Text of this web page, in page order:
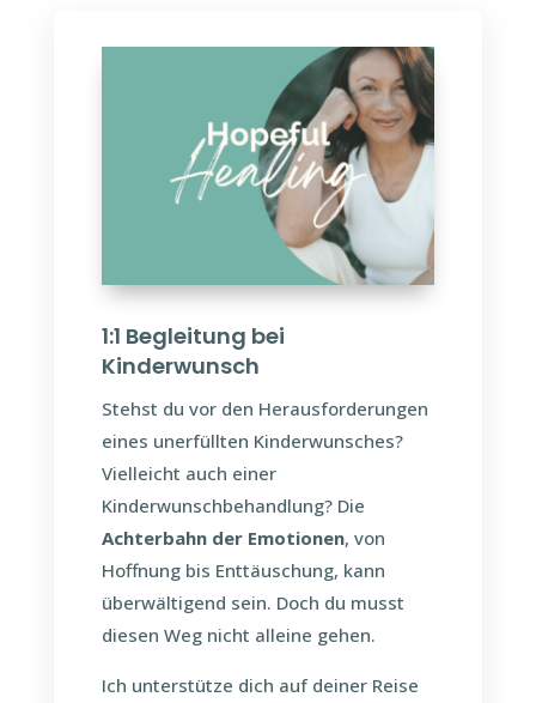
1:1 Begleitung bei
Kinderwunsch
Stehst du vor den Herausforderungen
eines unerfüllten Kinderwunsches?
Vielleicht auch einer
Kinderwunschbehandlung? Die
Achterbahn der Emotionen, von
Hoffnung bis Enttäuschung, kann
überwältigend sein. Doch du musst
diesen Weg nicht alleine gehen.
Ich unterstütze dich auf deiner Reise